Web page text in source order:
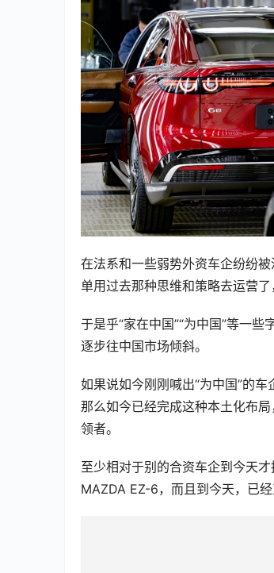
在法系和一些弱势外资车企纷纷
单用过去那种思维和策略去运营
于是乎“家在中国”“为中国”等一
逐步往中国市场倾斜。
如果说如今刚刚喊出“为中国”的
那么如今已经完成这种本土化布
领者。
至少相对于别的合资车企到今天
MAZDA EZ-6，而且到今天，已